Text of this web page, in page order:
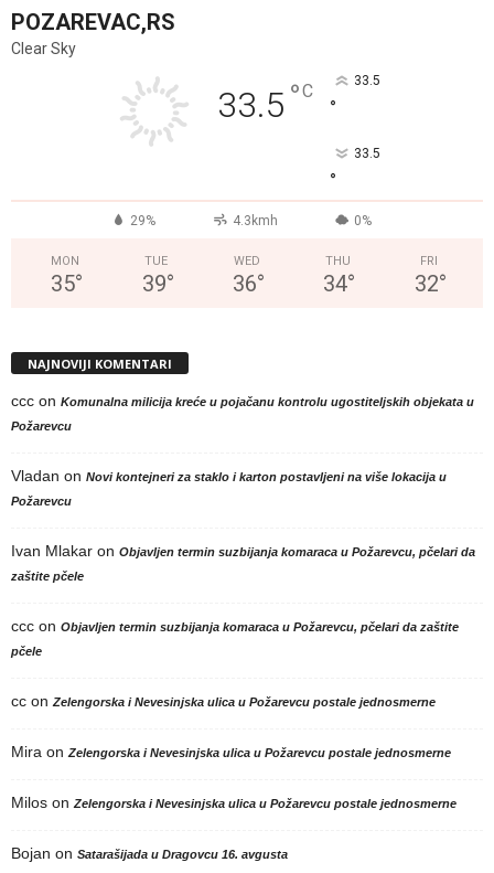
POZAREVAC,RS
Clear Sky
33.5 °C 33.5
°
33.5
°
29% 4.3kmh 0%
MON
35°
TUE
39°
WED
36°
THU
34°
FRI
32°
NAJNOVIJI KOMENTARI
ccc on Komunalna milicija kreće u pojačanu kontrolu ugostiteljskih objekata u
Požarevcu
Vladan on Novi kontejneri za staklo i karton postavljeni na više lokacija u
Požarevcu
Ivan Mlakar on Objavljen termin suzbijanja komaraca u Požarevcu, pčelari da
zaštite pčele
ccc on Objavljen termin suzbijanja komaraca u Požarevcu, pčelari da zaštite
pčele
cc on Zelengorska i Nevesinjska ulica u Požarevcu postale jednosmerne
Mira on Zelengorska i Nevesinjska ulica u Požarevcu postale jednosmerne
Milos on Zelengorska i Nevesinjska ulica u Požarevcu postale jednosmerne
Bojan on Satarašijada u Dragovcu 16. avgusta